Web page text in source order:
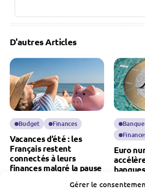
Gérer le
D'autres Articles
Budget Finances
Vacances d’été : les
Français restent
connectés à leurs
finances malgré la pause
Euro
Fabien